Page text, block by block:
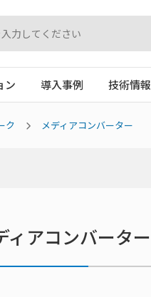
ン 導入事例 技術情報
ク メディアコンバーター
ィアコンバーター